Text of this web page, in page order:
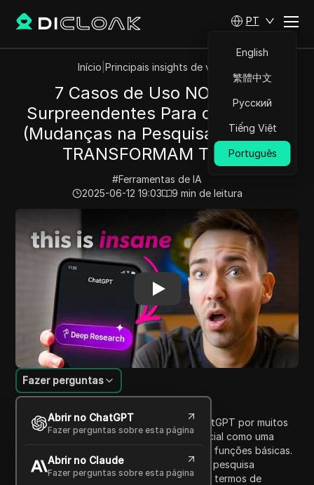
PT
English
繁體中文
Русский
Tiếng Việt
Português
Início Principais insights de vídeos
7 Casos de Uso NOVOS e
Surpreendentes Para o ChatGPT
(Mudanças na Pesquisa Profunda
TRANSFORMAM TUDO)
#Ferramentas de IA
2025-06-12 19:03
9 min de leitura
7 Casos de Uso NOVOS e
Introdução ao Conteúdo
Fazer perguntas
Abrir no ChatGPT
Fazer perguntas sobre esta página
Abrir no Claude
Fazer perguntas sobre esta página
Este vídeo discute a subutilização do ChatGPT por muitos
usuários em 2023, focando em seu potencial como uma
ferramenta de escrita estratégica além de funções básicas.
O palestrante delineia sete estratégias de pesquisa
avançadas para aproveitar o ChatGPT em termos de